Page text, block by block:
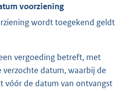
voorziening
wordt toegekend geldt
vergoeding betreft, met
verzochte datum, waarbij de
vóór de datum van ontvangst